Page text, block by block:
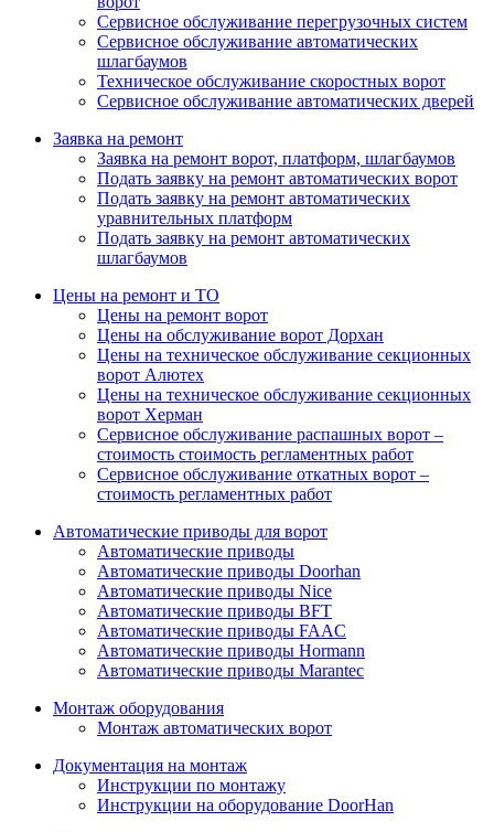
Сервисное обслуживание перегрузочных систем
Сервисное обслуживание автоматических
шлагбаумов
Техническое обслуживание скоростных ворот
Сервисное обслуживание автоматических дверей
Заявка на ремонт
Заявка на ремонт ворот, платформ, шлагбаумов
Подать заявку на ремонт автоматических ворот
Подать заявку на ремонт автоматических
уравнительных платформ
Подать заявку на ремонт автоматических
шлагбаумов
Цены на ремонт и ТО
Цены на ремонт ворот
Цены на обслуживание ворот Дорхан
Цены на техническое обслуживание секционных
ворот Алютех
Цены на техническое обслуживание секционных
ворот Херман
Сервисное обслуживание распашных ворот –
стоимость стоимость регламентных работ
Сервисное обслуживание откатных ворот –
стоимость регламентных работ
Автоматические приводы для ворот
Автоматические приводы
Автоматические приводы Doorhan
Автоматические приводы Nice
Автоматические приводы BFT
Автоматические приводы FAAC
Автоматические приводы Hormann
Автоматические приводы Marantec
Монтаж оборудования
Монтаж автоматических ворот
Документация на монтаж
Инструкции по монтажу
Инструкции на оборудование DoorHan